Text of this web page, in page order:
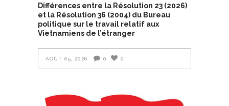
Différences entre la Résolution 23 (2026)
et la Résolution 36 (2004) du Bureau
politique sur le travail relatif aux
Vietnamiens de l’étranger
AOÛT 05, 2026 0 0